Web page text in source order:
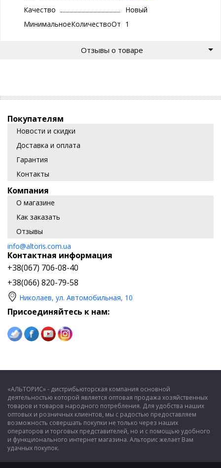
Качество
Новый
МинимальноеКоличествоОтгрузки
1
Отзывы о товаре
Покупателям
Новости и скидки
Доставка и оплата
Гарантия
Контакты
Компания
О магазине
Как заказать
Отзывы
info@altoris.com.ua
Контактная информация
+38(067) 706-08-40
+38(066) 820-79-58
Николаев, ул. Автомобильная, 10
Присоединяйтесь к нам:
«АЛЬТОРИС» - дистрибьюторская компания основной
деятельностью которой является оптовая продажа хозяйственных
товаров и товаров народного потребления. Для удобства наших
оптовых и розничных клиентов, мы с радостью предоставляем
возможность совершать покупки не только через наших
операторов и торговых представителей, но и с помощью удобного
и функционального интернет магазина. Альторис желает Вам
удачных покупок.